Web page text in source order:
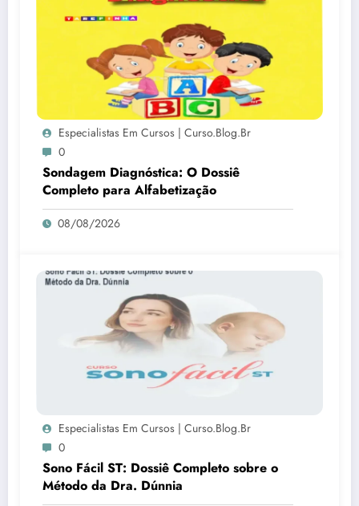
Especialistas Em Cursos | Curso.blog.br
0
Sondagem Diagnóstica: O Dossiê
Completo para Alfabetização
08/08/2026
Especialistas Em Cursos | Curso.blog.br
0
Sono Fácil ST: Dossiê Completo sobre o
Método da Dra. Dúnnia